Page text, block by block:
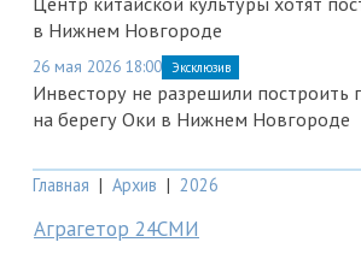
в Нижнем Новгороде
26 мая 2026 18:00 Эксклюзив
Инвестору не разрешили построить
на берегу Оки в Нижнем Новгороде
Главная | Архив | 2026
Аграгетор 24СМИ